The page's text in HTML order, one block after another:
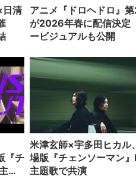
日清
アニメ『ドロヘドロ』
が2026年春に配信決
ービジュアルも公開
『チ
題
米津玄師×宇多田ヒカル
場版『チェンソーマン』
主題歌で共演